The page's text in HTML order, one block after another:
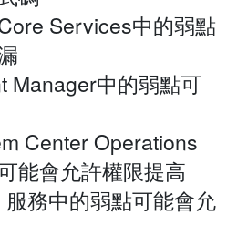
Services中的弱點
中的弱點可
Center Operations
能會允許權限提高
務中的弱點可能會允